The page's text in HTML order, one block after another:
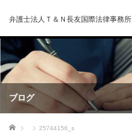
弁護士法人Ｔ＆Ｎ長友国際法律事務所
ブログ
ホーム 25744156_s